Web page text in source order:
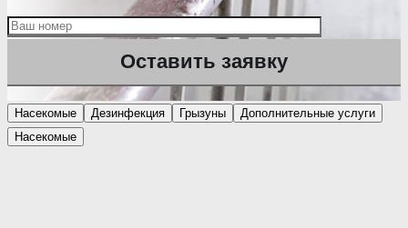
Насекомые Дезинфекция Грызуны
Дополнительные услуги
Насекомые